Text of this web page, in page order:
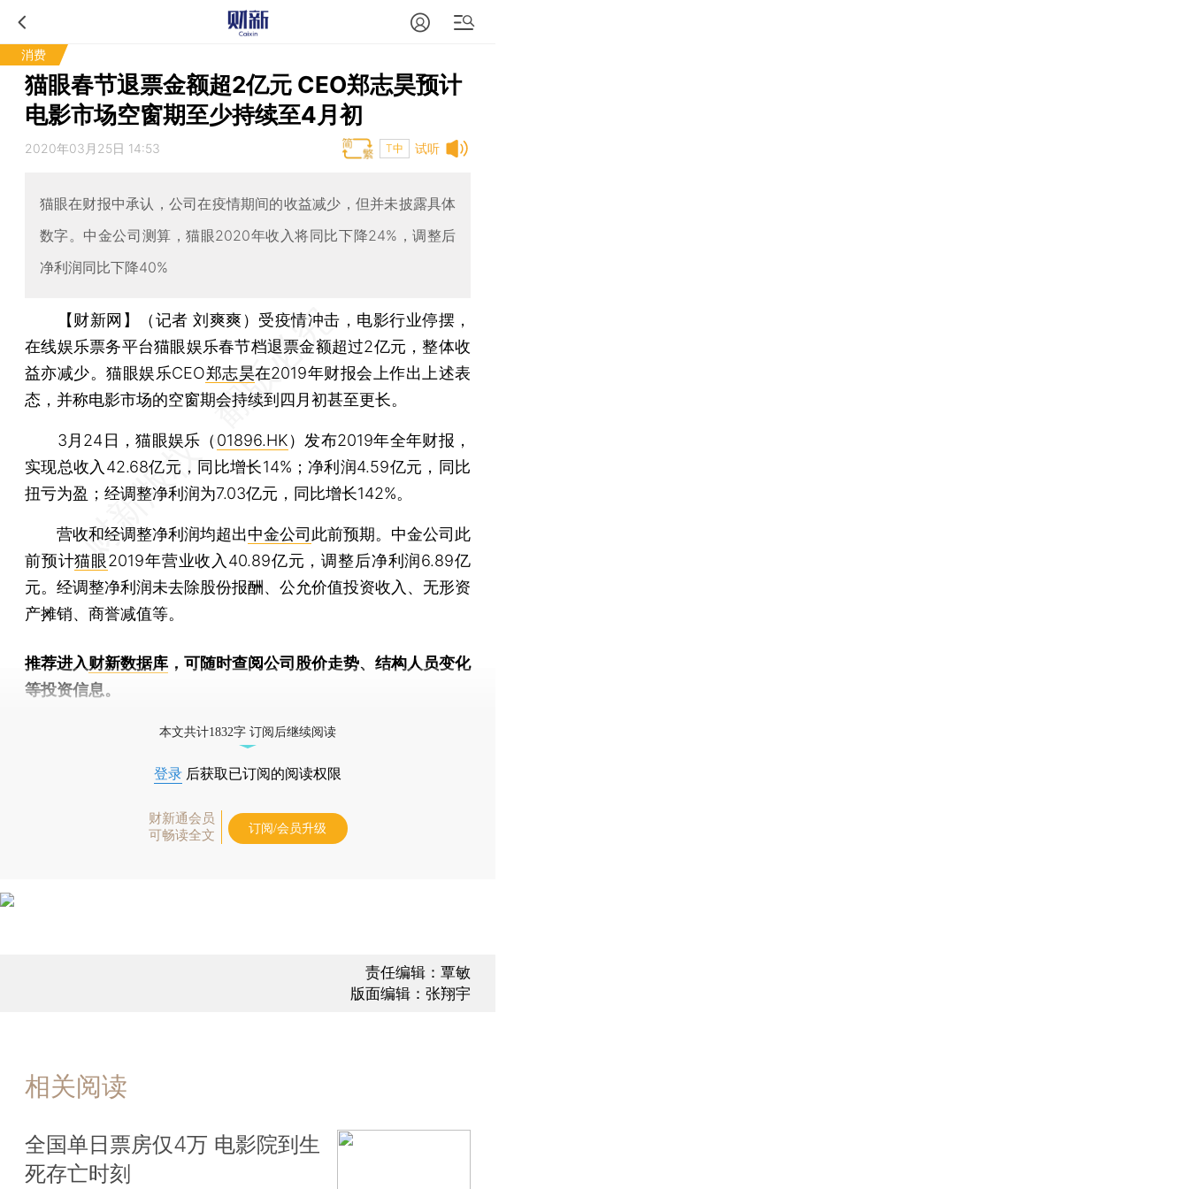
消费
猫眼春节退票金额超2亿元 CEO郑志昊预计
电影市场空窗期至少持续至4月初
试听
2020年03月25日 14:53 T中
猫眼在财报中承认，公司在疫情期间的收益减少，但并未披露具体
数字。中金公司测算，猫眼2020年收入将同比下降24%，调整后
净利润同比下降40%
【财新网】（记者 刘爽爽） 受疫情冲击，电影行业停摆，
在线娱乐票务平台猫眼娱乐春节档退票金额超过2亿元，整体收
益亦减少。猫眼娱乐CEO郑志昊在2019年财报会上作出上述表
态，并称电影市场的空窗期会持续到四月初甚至更长。
3月24日，猫眼娱乐（ 01896.HK）发布2019年全年财报，
实现总收入42.68亿元，同比增长14%；净利润4.59亿元，同比
扭亏为盈；经调整净利润为7.03亿元，同比增长142%。
营收和经调整净利润均超出中金公司此前预期。中金公司此
前预计猫眼2019年营业收入40.89亿元，调整后净利润6.89亿
元。经调整净利润未去除股份报酬、公允价值投资收入、无形资
产摊销、商誉减值等。
推荐进入财新数据库 ，可随时查阅公司股价走势、结构人员变化
等投资信息。
本文共计1832字 订阅后继续阅读
登录 后获取已订阅的阅读权限
财新通会员
可畅读全文
订阅/会员升级
责任编辑：覃敏
版面编辑：张翔宇
相关阅读
全国单日票房仅4万 电影院到生
死存亡时刻